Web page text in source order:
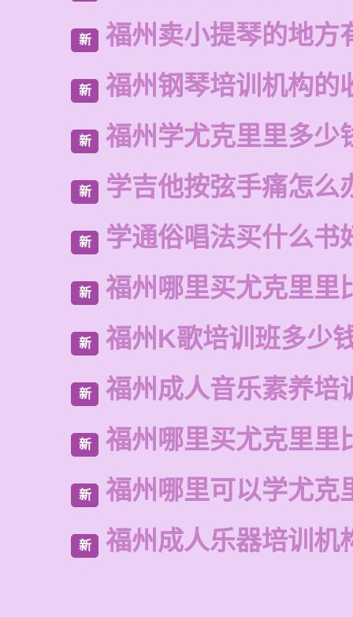
新 福州卖小提琴的地方
新 福州钢琴培训机构的
新 福州学尤克里里多少
新 学吉他按弦手痛怎么
新 学通俗唱法买什么书
新 福州哪里买尤克里里
新 福州K歌培训班多少
新 福州成人音乐素养培
新 福州哪里买尤克里里
新 福州哪里可以学尤克
新 福州成人乐器培训机